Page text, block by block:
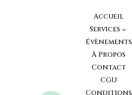
Accueil
Services 3
Évènements
À Propos
Contact
CGU
Conditions